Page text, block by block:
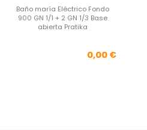
Baño maría Eléctrico Fondo
900 GN 1/1 + 2 GN 1/3 Base
abierta Pratika
Precio
0,00 €